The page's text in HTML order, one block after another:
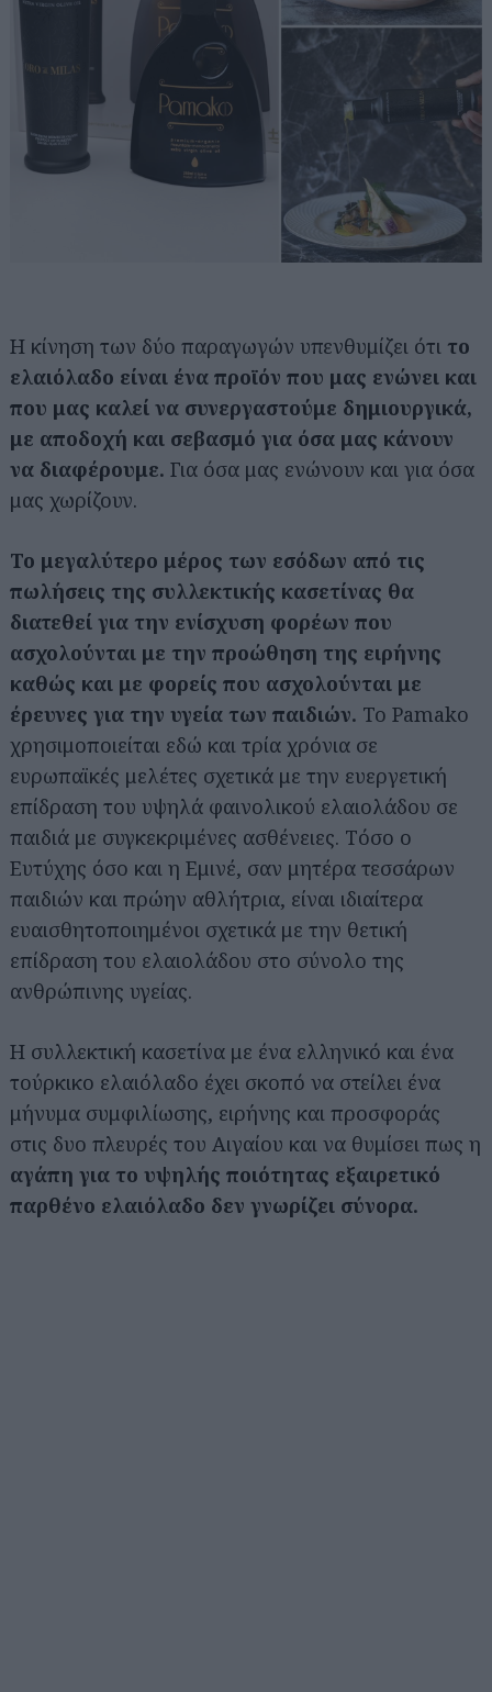
Η κίνηση των δύο παραγωγών υπενθυμίζει ότι το
ελαιόλαδο είναι ένα προϊόν που μας ενώνει και
που μας καλεί να συνεργαστούμε δημιουργικά,
με αποδοχή και σεβασμό για όσα μας κάνουν
να διαφέρουμε. Για όσα μας ενώνουν και για όσα
μας χωρίζουν.
Το μεγαλύτερο μέρος των εσόδων από τις
πωλήσεις της συλλεκτικής κασετίνας θα
διατεθεί για την ενίσχυση φορέων που
ασχολούνται με την προώθηση της ειρήνης
καθώς και με φορείς που ασχολούνται με
έρευνες για την υγεία των παιδιών. Το Pamako
χρησιμοποιείται εδώ και τρία χρόνια σε
ευρωπαϊκές μελέτες σχετικά με την ευεργετική
επίδραση του υψηλά φαινολικού ελαιολάδου σε
παιδιά με συγκεκριμένες ασθένειες. Τόσο ο
Ευτύχης όσο και η Εμινέ, σαν μητέρα τεσσάρων
παιδιών και πρώην αθλήτρια, είναι ιδιαίτερα
ευαισθητοποιημένοι σχετικά με την θετική
επίδραση του ελαιολάδου στο σύνολο της
ανθρώπινης υγείας.
Η συλλεκτική κασετίνα με ένα ελληνικό και ένα
τούρκικο ελαιόλαδο έχει σκοπό να στείλει ένα
μήνυμα συμφιλίωσης, ειρήνης και προσφοράς
στις δυο πλευρές του Αιγαίου και να θυμίσει πως η
αγάπη για το υψηλής ποιότητας εξαιρετικό
παρθένο ελαιόλαδο δεν γνωρίζει σύνορα.